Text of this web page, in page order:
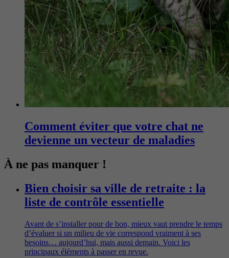
Comment éviter que votre chat ne
devienne un vecteur de maladies
À ne pas manquer !
Bien choisir sa ville de retraite : la
liste de contrôle essentielle
Avant de s’installer pour de bon, mieux vaut prendre le temps
d’évaluer si un milieu de vie correspond vraiment à ses
besoins… aujourd’hui, mais aussi demain. Voici les
principaux éléments à passer en revue.